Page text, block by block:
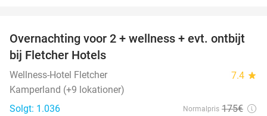
55%
Overnachting voor 2 + wellness + evt. ontbijt
bij Fletcher Hotels
Wellness-Hotel Fletcher 7.4 star
Kamperland (+9 lokationer)
Solgt: 1.036
Normalpris 175€